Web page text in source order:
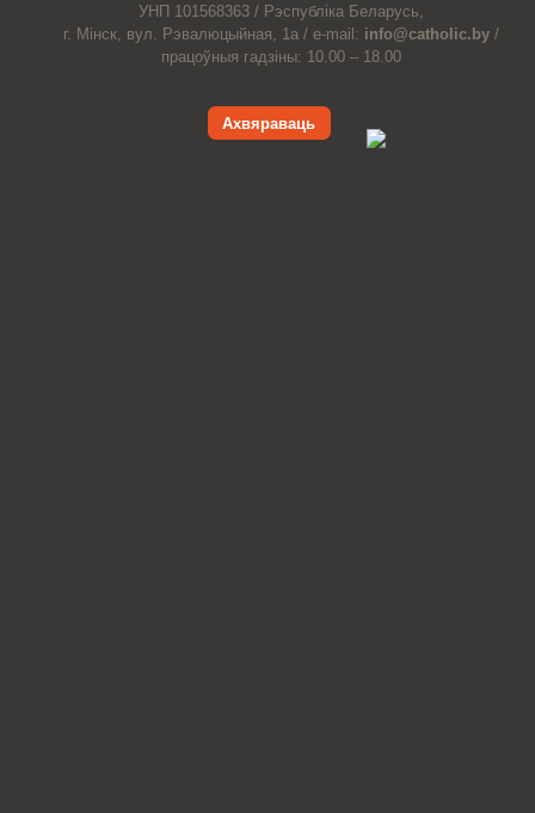
УНП 101568363 / Рэспубліка Беларусь,
г. Мінск, вул. Рэвалюцыйная, 1а / e-mail: info@catholic.by /
працоўныя гадзіны: 10.00 – 18.00
Ахвяраваць